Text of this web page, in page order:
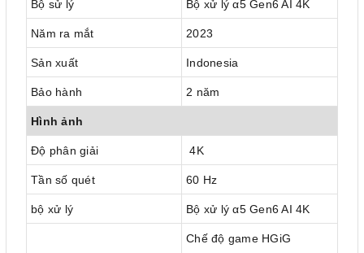
Bộ sử lý Bộ xử lý α5 Gen6 AI 4K
Năm ra mắt 2023
Sản xuất Indonesia
Bảo hành 2 năm
Hình ảnh
Độ phân giải 4K
Tần số quét 60 Hz
bộ xử lý Bộ xử lý α5 Gen6 AI 4K
Chế độ game HGiG